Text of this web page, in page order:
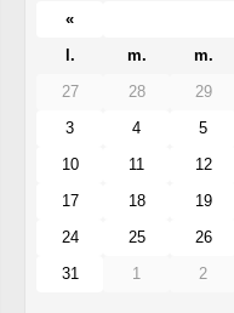
«
l.
m. m.
27
28 29
3
4 5
10
11 12
17
18 19
24
25 26
31
1 2